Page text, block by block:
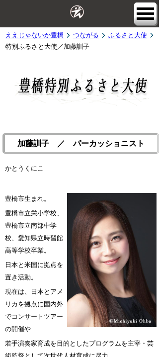
ええじゃないか豊橋 つながる
ふるさと大使
特別ふるさと大使／加藤訓子
加藤訓子 ／ パーカッショニスト
かとうくにこ
豊橋市生まれ。
豊橋市立栄小学校、
豊橋市立南部中学
校、愛知県立時習館
高等学校卒業。
日本と米国に拠点を
置き活動。
現在は、日本とアメ
リカを拠点に国内外
でコンサートツアー
の開催や
若手演奏家育成を目的としたプログラムを主宰・芸